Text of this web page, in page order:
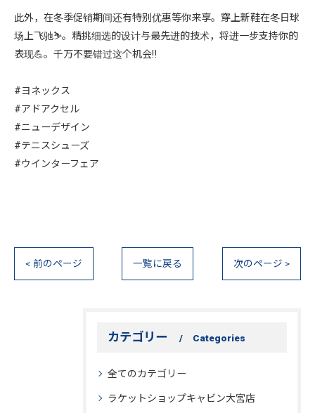
此外，在冬季促销期间还有特别优惠等你来享。穿上新鞋在冬日球
场上飞驰⛷️。精挑细选的设计与最先进的技术，将进一步支持你的
表现💪。千万不要错过这个机会‼️
#ヨネックス
#アドアクセル
#ニューデザイン
#テニスシューズ
#ウインターフェア
< 前のページ 一覧に戻る 次のページ >
カテゴリー Categories
全てのカテゴリー
ラケットショップキャビン大宮店